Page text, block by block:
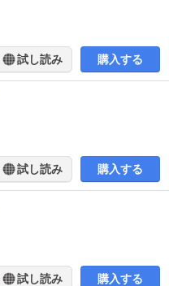
試し読み 購入する
試し読み 購入する
試し読み 購入する